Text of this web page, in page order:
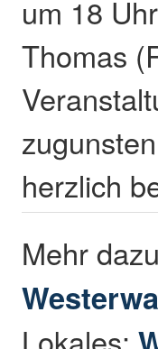
um 18
Thomas
herzlich
Mehr